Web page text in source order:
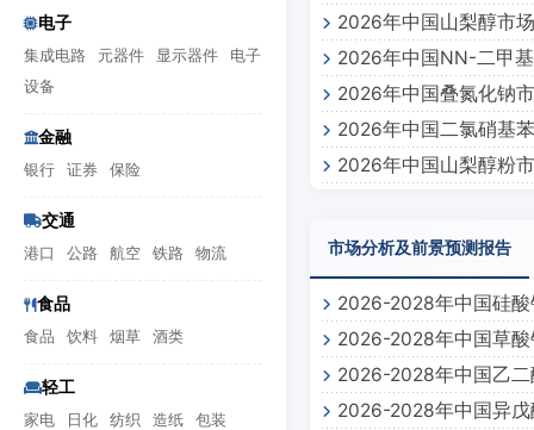
电子
集成电路 元器件 显示器件
电子
设备
金融
银行 证券 保险
交通
港口 公路 航空 铁路 物流
食品
食品 饮料 烟草 酒类
轻工
家电 日化 纺织 造纸 包装
2026年中国山梨醇市
2026年中国NN-二甲
2026年中国叠氮化钠
2026年中国二氯硝基
2026年中国山梨醇粉
市场分析及前景预测报告
2026-2028年中国硅
2026-2028年中国草
2026-2028年中国乙
告2026-2028年中国异